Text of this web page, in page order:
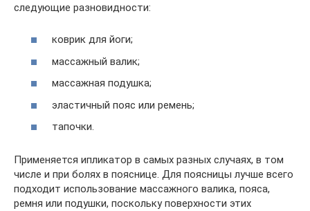
следующие разновидности:
коврик для йоги;
массажный валик;
массажная подушка;
эластичный пояс или ремень;
тапочки.
Применяется ипликатор в самых разных случаях, в том
числе и при болях в пояснице. Для поясницы лучше всего
подходит использование массажного валика, пояса,
ремня или подушки, поскольку поверхности этих